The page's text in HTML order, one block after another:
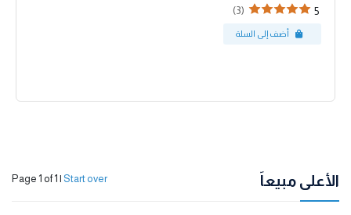
5
(3)
الأعلى مبيعاً Page 1 of 1 | Start over